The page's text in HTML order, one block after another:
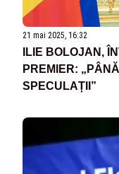
21 mai 2025, 16:32
ILIE BOLOJAN,
PREMIER:
SPECULAȚII”